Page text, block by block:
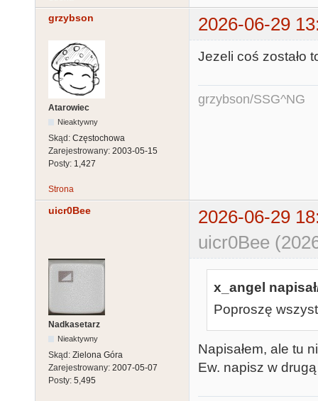
grzybson 2026-06-29
Atarowiec
Nieaktywny
Skąd: Częstochowa
Zarejestrowany: 2003-05-15
Posty: 1,427
Jezeli coś zostało
grzybson/SSG^NG
Strona
uicr0Bee
2026-06-29
uicr0Bee
Nadkasetarz
Nieaktywny
Skąd: Zielona Góra
Zarejestrowany: 2007-05-07
Posty: 5,495
x_angel
Poproszę
Napisałem, ale tu
Ew. napisz w